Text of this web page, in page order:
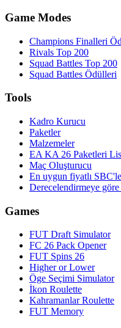
Game Modes
Champions Finalleri
Rivals Top 200
Squad Battles Top 200
Squad Battles Ödülleri
Tools
Kadro Kurucu
Paketler
Malzemeler
EA KA 26 Paketleri
Maç Oluşturucu
En uygun fiyatlı
Derecelendirmeye
Games
FUT Draft Simulator
FC 26 Pack Opener
FUT Spins 26
Higher or Lower
Öge Seçimi Simulator
İkon Roulette
Kahramanlar Roulette
FUT Memory